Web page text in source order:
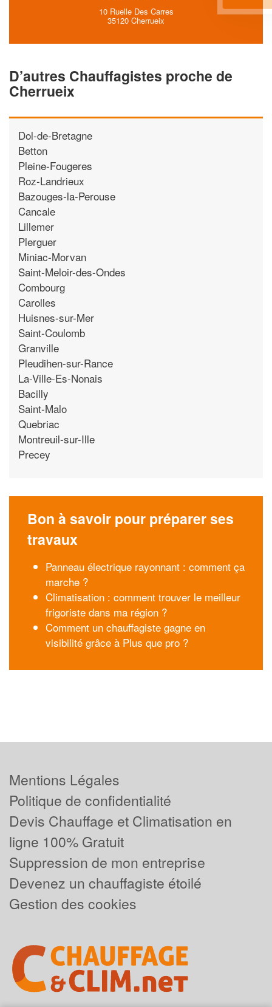
10 Ruelle Des Carres
35120 Cherrueix
D’autres Chauffagistes proche de
Cherrueix
Dol-de-Bretagne
Betton
Pleine-Fougeres
Roz-Landrieux
Bazouges-la-Perouse
Cancale
Lillemer
Plerguer
Miniac-Morvan
Saint-Meloir-des-Ondes
Combourg
Carolles
Huisnes-sur-Mer
Saint-Coulomb
Granville
Pleudihen-sur-Rance
La-Ville-Es-Nonais
Bacilly
Saint-Malo
Quebriac
Montreuil-sur-Ille
Precey
Bon à savoir pour préparer ses
travaux
Panneau électrique rayonnant : comment ça
marche ?
Climatisation : comment trouver le meilleur
frigoriste dans ma région ?
Comment un chauffagiste gagne en
visibilité grâce à Plus que pro ?
Mentions Légales
Politique de confidentialité
Devis Chauffage et Climatisation en
ligne 100% Gratuit
Suppression de mon entreprise
Devenez un chauffagiste étoilé
Gestion des cookies